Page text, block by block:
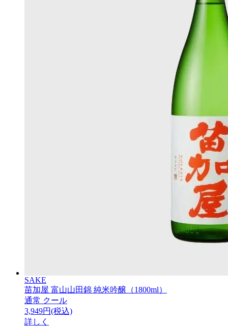
SAKE
苗加屋 富山山田錦 純米吟醸（1800ml）
通常 クール
3,949円(税込)
詳しく